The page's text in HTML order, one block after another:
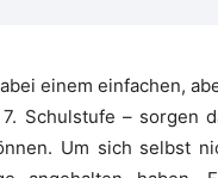
einem einfachen,
Schulstufe – sorgen
Um sich selbst